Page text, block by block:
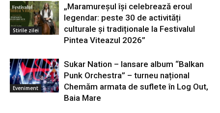
Stirile zilei
„Maramureșul își celebrează eroul
legendar: peste 30 de activități
culturale și tradiționale la Festivalul
Pintea Viteazul 2026”
Eveniment
Sukar Nation – lansare album “Balkan
Punk Orchestra” – turneu național
Chemăm armata de suflete în Log Out,
Baia Mare